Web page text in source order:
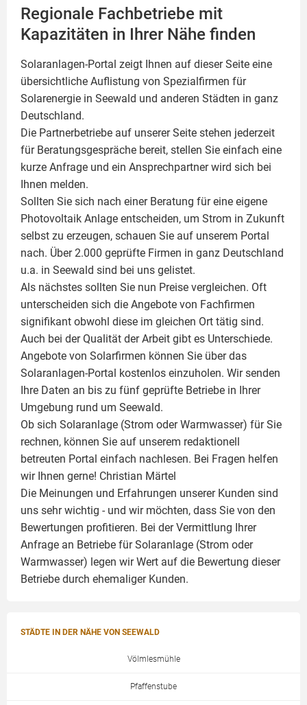
Regionale Fachbetriebe mit
Kapazitäten in Ihrer Nähe finden
Solaranlagen-Portal zeigt Ihnen auf dieser Seite eine
übersichtliche Auflistung von Spezialfirmen für
Solarenergie in Seewald und anderen Städten in ganz
Deutschland.
Die Partnerbetriebe auf unserer Seite stehen jederzeit
für Beratungsgespräche bereit, stellen Sie einfach eine
kurze Anfrage und ein Ansprechpartner wird sich bei
Ihnen melden.
Sollten Sie sich nach einer Beratung für eine eigene
Photovoltaik Anlage entscheiden, um Strom in Zukunft
selbst zu erzeugen, schauen Sie auf unserem Portal
nach. Über 2.000 geprüfte Firmen in ganz Deutschland
u.a. in Seewald sind bei uns gelistet.
Als nächstes sollten Sie nun Preise vergleichen. Oft
unterscheiden sich die Angebote von Fachfirmen
signifikant obwohl diese im gleichen Ort tätig sind.
Auch bei der Qualität der Arbeit gibt es Unterschiede.
Angebote von Solarfirmen können Sie über das
Solaranlagen-Portal kostenlos einzuholen. Wir senden
Ihre Daten an bis zu fünf geprüfte Betriebe in Ihrer
Umgebung rund um Seewald.
Ob sich Solaranlage (Strom oder Warmwasser) für Sie
rechnen, können Sie auf unserem redaktionell
betreuten Portal einfach nachlesen. Bei Fragen helfen
wir Ihnen gerne! Christian Märtel
Die Meinungen und Erfahrungen unserer Kunden sind
uns sehr wichtig - und wir möchten, dass Sie von den
Bewertungen profitieren. Bei der Vermittlung Ihrer
Anfrage an Betriebe für Solaranlage (Strom oder
Warmwasser) legen wir Wert auf die Bewertung dieser
Betriebe durch ehemaliger Kunden.
STÄDTE IN DER NÄHE VON SEEWALD
Völmlesmühle
Pfaffenstube